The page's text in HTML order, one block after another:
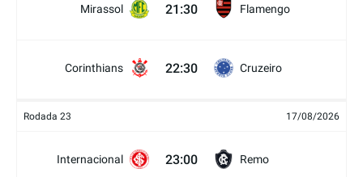
Mirassol 21:30 Flamengo
Corinthians 22:30 Cruzeiro
Rodada 23 17/08/2026
Internacional 23:00 Remo